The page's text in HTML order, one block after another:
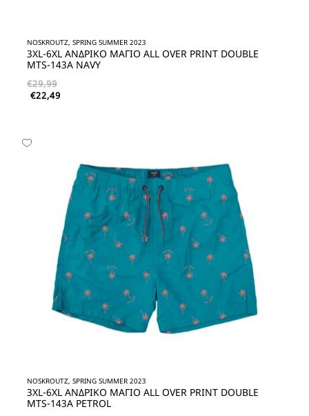
NOSKROUTZ, SPRING SUMMER 2023
3XL-6XL ΑΝΔΡΙΚΟ ΜΑΓΙΟ ALL OVER PRINT DOUBLE
MTS-143A NAVY
€29,99
€22,49
NOSKROUTZ, SPRING SUMMER 2023
3XL-6XL ΑΝΔΡΙΚΟ ΜΑΓΙΟ ALL OVER PRINT DOUBLE
MTS-143A PETROL